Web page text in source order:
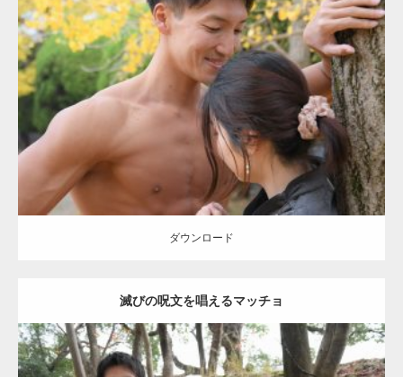
Update: 2021.07.8
Category:公園のマッチョ その他 AKIHITO(細マッチョ) 大胸筋 肩 腹
筋
ダウンロード
ダウンロード
滅びの呪文を唱えるマッチョ
【YouTube】マッチョフリー素材メンバーが
ギネス世界記録…
【TV】TBS番組「ひるおび」にてマッスルプ
ラスが紹介されま…